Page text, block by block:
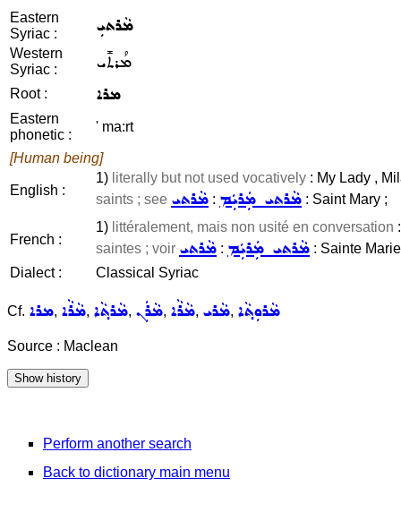
Eastern
Syriac :
ܡܵܪܬܝܼ
Western
Syriac :
ܡܳܪܬܺܝ
Root : ܡܪܐ
Eastern
phonetic :
' ma:rt
[Human being]
English :
1) literally but not used vocatively : My Lady ,
saints ; see ܡܵܪܬܝ : ܡܵܪܬܝ ܡܲܪܝܲܡ : Saint Mary ;
French :
1) littéralement, mais non usité en conversation
saintes ; voir ܡܵܪܬܝ : ܡܵܪܬܝ ܡܲܪܝܲܡ : Sainte
Dialect :
Classical Syriac
Cf. ܡܪܐ, ܡܵܪܵܐ, ܡܵܪܬ݂ܵܐ, ܡܵܪܲܢ, ܡܵܪܵܐ, ܡܵܪܝ, ܡܵܪܘܼܬ݂ܵܐ
Source : Maclean
Perform another search
Back to dictionary main menu